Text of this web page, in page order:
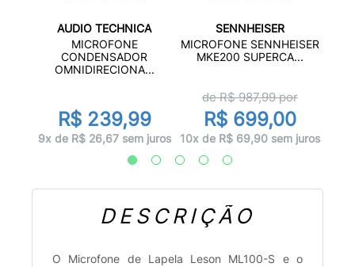
AUDIO TECHNICA
MICROFONE
CONDENSADOR
OMNIDIRECIONA...
R$ 239,99
9x de R$ 26,67 sem juros
SENNHEISER
MICROFONE SENNHEISER
MKE200 SUPERCA...
de R$987,99por
R$ 699,00
10x de R$ 69,90 sem juros
DESCRIÇÃO
O Microfone de Lapela Leson ML100-S e o